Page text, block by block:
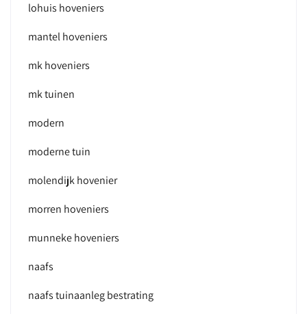
lohuis hoveniers
mantel hoveniers
mk hoveniers
mk tuinen
modern
moderne tuin
molendijk hovenier
morren hoveniers
munneke hoveniers
naafs
naafs tuinaanleg bestrating